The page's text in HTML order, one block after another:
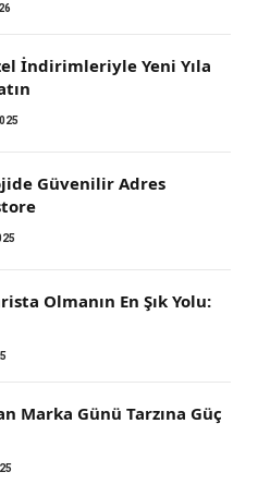
İndirimleriyle Yeni Yıla
Güvenilir Adres
Olmanın En Şık Yolu:
Marka Günü Tarzına Güç